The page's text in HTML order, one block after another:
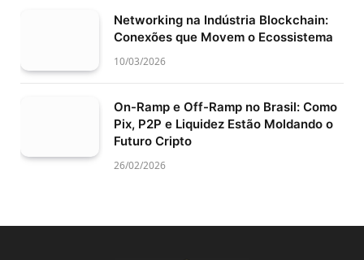
Networking na Indústria Blockchain:
Conexões que Movem o Ecossistema
10/03/2026
On-Ramp e Off-Ramp no Brasil: Como
Pix, P2P e Liquidez Estão Moldando o
Futuro Cripto
26/02/2026